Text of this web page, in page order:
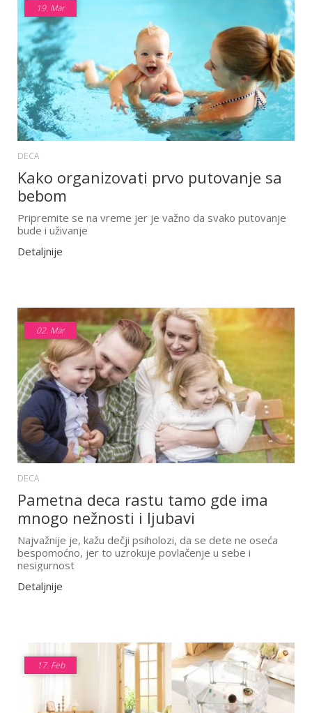
19. Mar
DECA
Kako organizovati prvo putovanje sa
bebom
Pripremite se na vreme jer je važno da svako putovanje
bude i uživanje
Detaljnije
02. Mar
DECA
Pametna deca rastu tamo gde ima
mnogo nežnosti i ljubavi
Najvažnije je, kažu dečji psiholozi, da se dete ne oseća
bespomoćno, jer to uzrokuje povlačenje u sebe i
nesigurnost
Detaljnije
17. Feb